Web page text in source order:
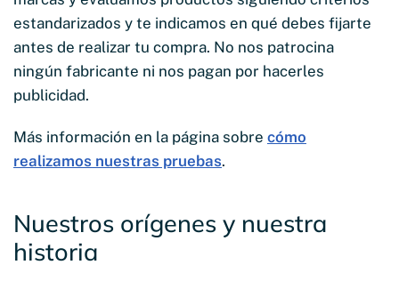
estandarizados y te indicamos en qué debes fijarte
antes de realizar tu compra. No nos patrocina
ningún fabricante ni nos pagan por hacerles
publicidad.
Más información en la página sobre cómo
realizamos nuestras pruebas.
Nuestros orígenes y nuestra
historia